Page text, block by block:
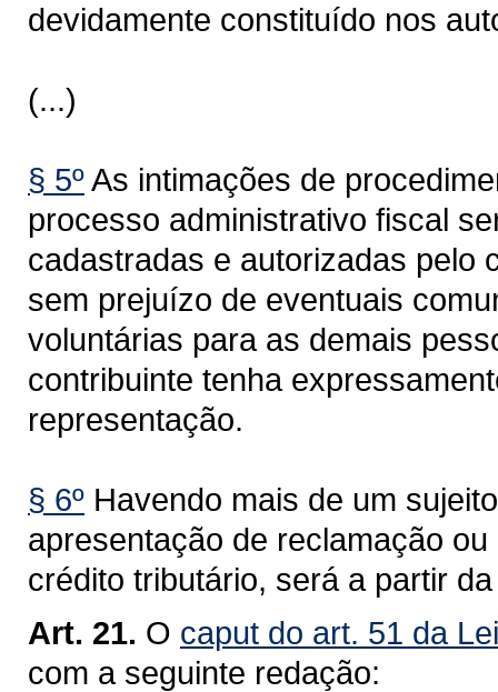
devidamente constituído nos
(...)
§ 5ºAs intimações de
processo administrativo fiscal
cadastradas e autorizadas pelo
sem prejuízo de eventuais
voluntárias para as demais
contribuinte tenha
representação.
§ 6º Havendo mais de um
apresentação de reclamação
crédito tributário, será a partir
Art. 21. O caput do art. 51 da
com a seguinte redação: